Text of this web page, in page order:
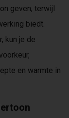
geven, terwijl
biedt.
kun je de
en warmte in